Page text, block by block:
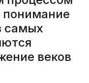
понимание
самых
веков